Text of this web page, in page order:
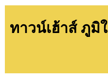
ทาวน์เฮ้าส์ ภูมิ